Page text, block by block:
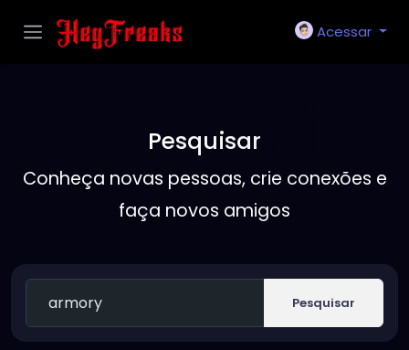
Acessar
Pesquisar
Conheça novas pessoas, crie conexões e
faça novos amigos
Pesquisar